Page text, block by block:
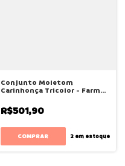
Conjunto Moletom
Carinhonça Tricolor - Farm
R$501,90
COMPRAR 2 em estoque